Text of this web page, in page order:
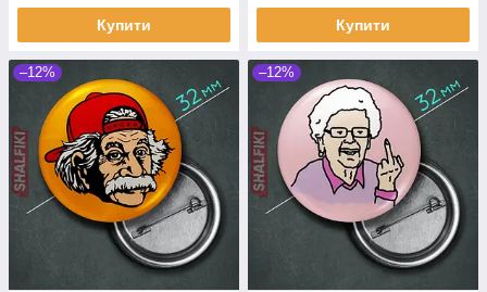
Купити Купити
–12% –12%